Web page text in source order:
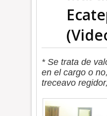
* Se trata de
en el cargo o
treceavo